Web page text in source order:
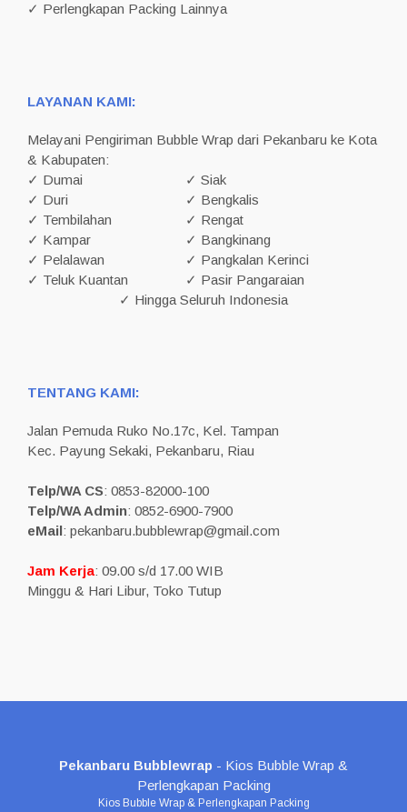
✓ Perlengkapan Packing Lainnya
LAYANAN KAMI:
Melayani Pengiriman Bubble Wrap dari Pekanbaru ke Kota
& Kabupaten:
✓ Dumai
✓ Siak
✓ Duri
✓ Bengkalis
✓ Tembilahan
✓ Rengat
✓ Kampar
✓ Bangkinang
✓ Pelalawan
✓ Pangkalan Kerinci
✓ Teluk Kuantan
✓ Pasir Pangaraian
✓ Hingga Seluruh Indonesia
TENTANG KAMI:
Jalan Pemuda Ruko No.17c, Kel. Tampan
Kec. Payung Sekaki, Pekanbaru, Riau
Telp/WA CS: 0853-82000-100
Telp/WA Admin: 0852-6900-7900
eMail: pekanbaru.bubblewrap@gmail.com
Jam Kerja: 09.00 s/d 17.00 WIB
Minggu & Hari Libur, Toko Tutup
Pekanbaru Bubblewrap - Kios Bubble Wrap &
Perlengkapan Packing
Kios Bubble Wrap & Perlengkapan Packing